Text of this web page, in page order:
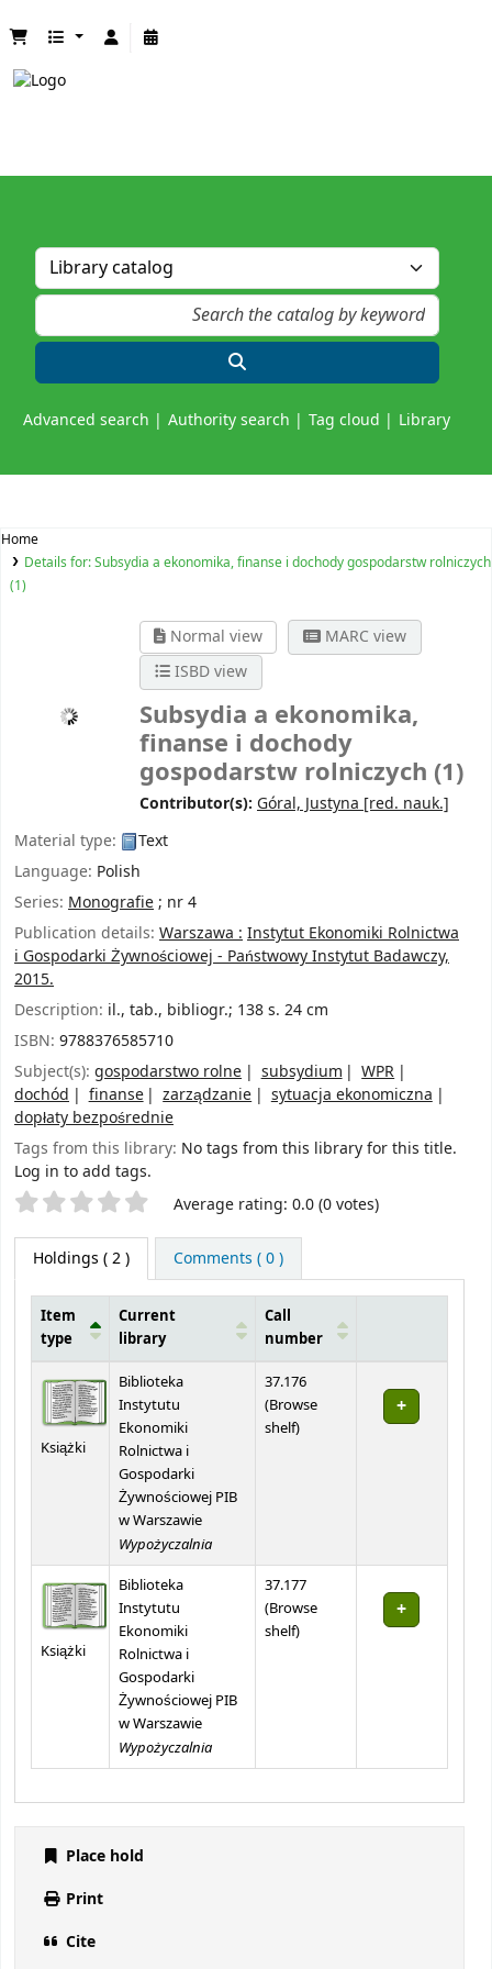
Advanced search Authority search Tag cloud Library
Home
Details for:Subsydia a ekonomika, finanse i dochody gospodarstw rolniczych
(1)
Normal view
MARC view
ISBD view
Subsydia a ekonomika,
finanse i dochody
gospodarstw rolniczych (1)
Contributor(s): Góral, Justyna [red. nauk.]
Material type:
Text
Language: Polish
Series: Monografie; nr 4
Publication details: Warszawa : Instytut Ekonomiki Rolnictwa
i Gospodarki Żywnościowej - Państwowy Instytut Badawczy,
2015.
Description: il., tab., bibliogr.; 138 s. 24 cm
ISBN: 9788376585710
Subject(s): gospodarstwo rolne subsydium
WPR
dochód
finanse zarządzanie
sytuacja ekonomiczna
dopłaty bezpośrednie
Tags from this library: No tags from this library for this title.
Log in to add tags.
Star ratings Average rating: 0.0 (0 votes)
Holdings ( 2 ) Comments ( 0 )
Item
type
Current
library
Call
number
Książki
Biblioteka
Instytutu
Ekonomiki
Rolnictwa i
Gospodarki
Żywnościowej PIB
w Warszawie
Wypożyczalnia
37.176
(Browse
shelf(Opens below)
)
Książki
Biblioteka
Instytutu
Ekonomiki
Rolnictwa i
Gospodarki
Żywnościowej PIB
w Warszawie
Wypożyczalnia
37.177
(Browse
shelf(Opens below)
)
Place hold
Print
Cite